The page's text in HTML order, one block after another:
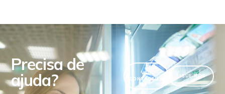
Precisa de
ajuda?
VER
CONTACTOS
LIGUE-NOS